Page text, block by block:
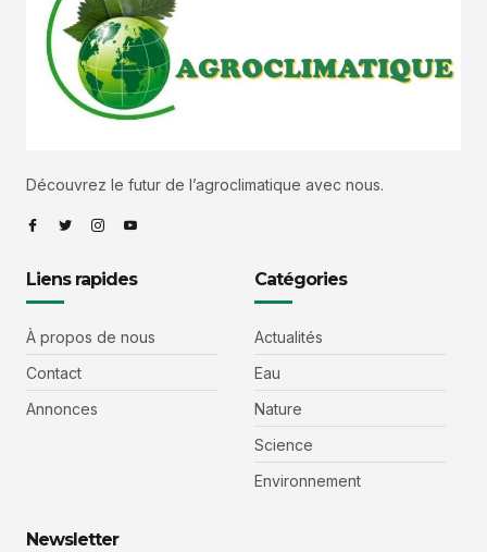
Découvrez le futur de l’agroclimatique avec nous.
Liens rapides
À propos de nous
Contact
Annonces
Catégories
Actualités
Eau
Nature
Science
Environnement
Newsletter